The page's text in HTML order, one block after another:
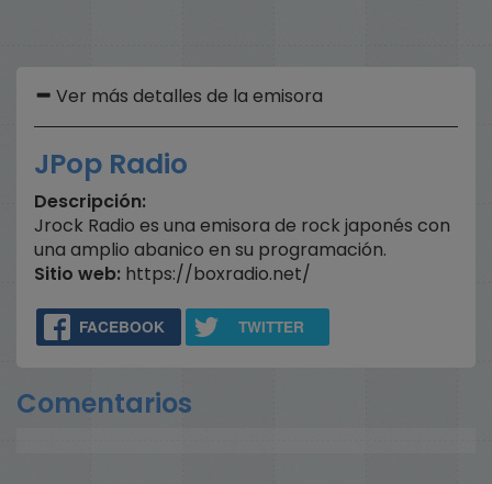
Ver más detalles de la emisora
JPop Radio
Descripción:
Jrock Radio es una emisora de rock japonés con
una amplio abanico en su programación.
Sitio web: https://boxradio.net/
FACEBOOK TWITTER
Comentarios